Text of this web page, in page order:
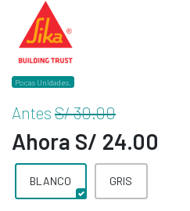
Pocas Unidades.
Antes S/ 30.00
Ahora S/ 24.00
BLANCO GRIS